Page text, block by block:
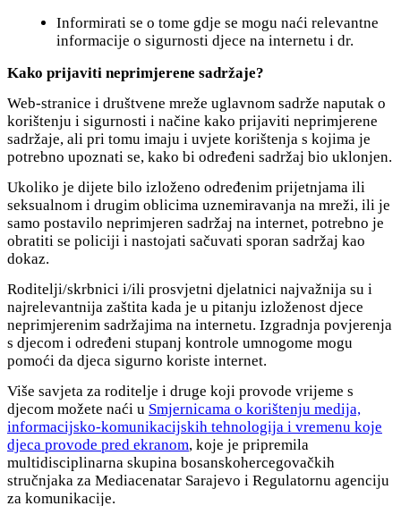
Informirati se o tome gdje se mogu naći relevantne
informacije o sigurnosti djece na internetu i dr.
Kako prijaviti neprimjerene sadržaje?
Web-stranice i društvene mreže uglavnom sadrže naputak o
korištenju i sigurnosti i načine kako prijaviti neprimjerene
sadržaje, ali pri tomu imaju i uvjete korištenja s kojima je
potrebno upoznati se, kako bi određeni sadržaj bio uklonjen.
Ukoliko je dijete bilo izloženo određenim prijetnjama ili
seksualnom i drugim oblicima uznemiravanja na mreži, ili je
samo postavilo neprimjeren sadržaj na internet, potrebno je
obratiti se policiji i nastojati sačuvati sporan sadržaj kao
dokaz.
Roditelji/skrbnici i/ili prosvjetni djelatnici najvažnija su i
najrelevantnija zaštita kada je u pitanju izloženost djece
neprimjerenim sadržajima na internetu. Izgradnja povjerenja
s djecom i određeni stupanj kontrole umnogome mogu
pomoći da djeca sigurno koriste internet.
Više savjeta za roditelje i druge koji provode vrijeme s
djecom možete naći u Smjernicama o korištenju medija,
informacijsko-komunikacijskih tehnologija i vremenu koje
djeca provode pred ekranom, koje je pripremila
multidisciplinarna skupina bosanskohercegovačkih
stručnjaka za Mediacenatar Sarajevo i Regulatornu agenciju
za komunikacije.